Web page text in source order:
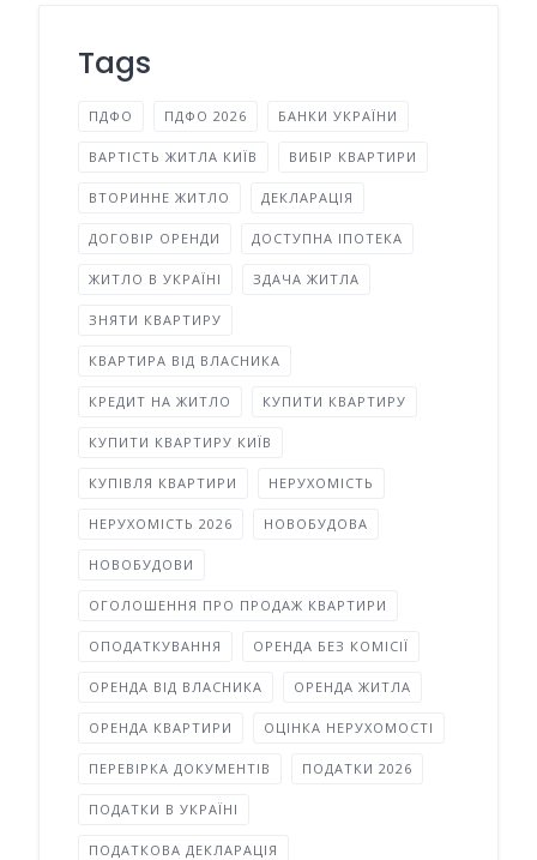
Tags
ПДФО ПДФО 2026 БАНКИ УКРАЇНИ
ВАРТІСТЬ ЖИТЛА КИЇВ ВИБІР КВАРТИРИ
ВТОРИННЕ ЖИТЛО ДЕКЛАРАЦІЯ
ДОГОВІР ОРЕНДИ ДОСТУПНА ІПОТЕКА
ЖИТЛО В УКРАЇНІ ЗДАЧА ЖИТЛА
ЗНЯТИ КВАРТИРУ
КВАРТИРА ВІД ВЛАСНИКА
КРЕДИТ НА ЖИТЛО КУПИТИ КВАРТИРУ
КУПИТИ КВАРТИРУ КИЇВ
КУПІВЛЯ КВАРТИРИ НЕРУХОМІСТЬ
НЕРУХОМІСТЬ 2026 НОВОБУДОВА
НОВОБУДОВИ
ОГОЛОШЕННЯ ПРО ПРОДАЖ КВАРТИРИ
ОПОДАТКУВАННЯ ОРЕНДА БЕЗ КОМІСІЇ
ОРЕНДА ВІД ВЛАСНИКА ОРЕНДА ЖИТЛА
ОРЕНДА КВАРТИРИ ОЦІНКА НЕРУХОМОСТІ
ПЕРЕВІРКА ДОКУМЕНТІВ ПОДАТКИ 2026
ПОДАТКИ В УКРАЇНІ
ПОДАТКОВА ДЕКЛАРАЦІЯ